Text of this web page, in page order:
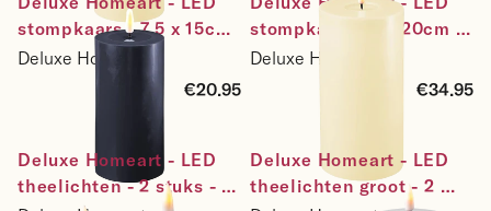
stompkaars - 7,5 x 15cm
- donker blauw
Deluxe Homeart
€20.95
stompkaars 10 x 20cm -
roomwit
Deluxe Homeart
€34.95
Deluxe Homeart - LED
theelichten - 2 stuks - 4
Deluxe Homeart - LED
theelichten groot - 2